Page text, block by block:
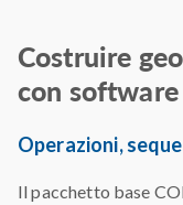
Costruire
con
Operazioni,
Il pacchetto base